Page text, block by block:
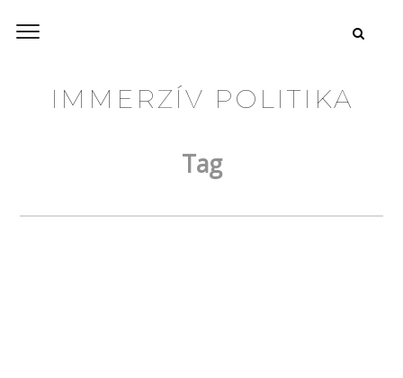
IMMERZÍV POLITIKA
Tag